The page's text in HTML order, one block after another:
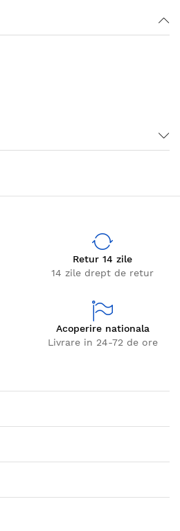
Retur 14 zile
14 zile drept de retur
Acoperire nationala
Livrare in 24-72 de ore